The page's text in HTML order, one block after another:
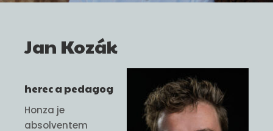
Jan Kozák
herec a pedagog
Honza je
absolventem